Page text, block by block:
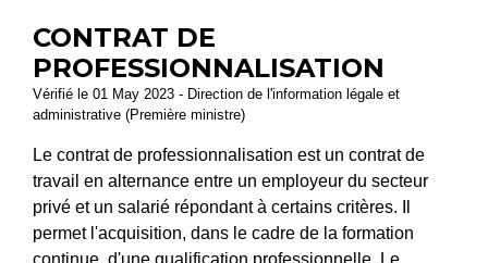
CONTRAT DE
PROFESSIONNALISATION
Vérifié le 01 May 2023 - Direction de l'information légale et
administrative (Première ministre)
Le contrat de professionnalisation est un contrat de
travail en alternance entre un employeur du secteur
privé et un salarié répondant à certains critères. Il
permet l'acquisition, dans le cadre de la formation